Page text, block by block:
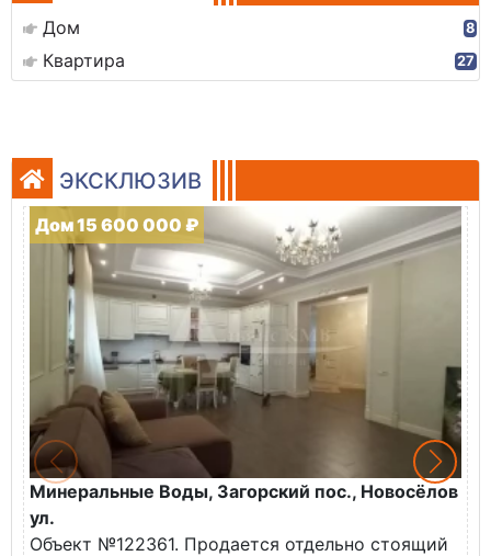
Дом 8
Квартира 27
ЭКСКЛЮЗИВ
Дом 15 600 000 ₽
Минеральные Воды, Загорский пос., Новосёлов
ул.
Объект №122361. Продается отдельно стоящий